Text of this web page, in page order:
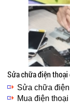
Sửa chữa điện thoại
Sửa chữa
Mua điện